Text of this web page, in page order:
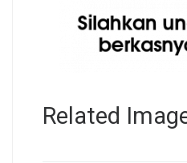
Related